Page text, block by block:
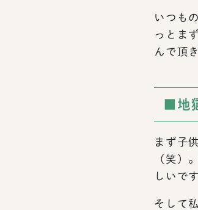
いつも
っとま
んで頂
■地
まず子
（笑）
しいで
そして